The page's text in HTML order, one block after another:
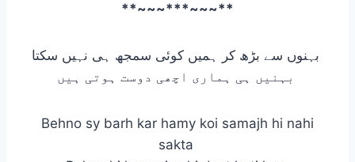
**~~~***~~~**
Behno sy barh kar hamy koi samajh hi nahi
sakta